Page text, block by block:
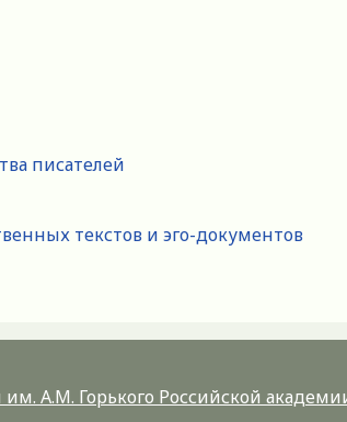
писателей
текстов и эго-документов
А.М. Горького Российской